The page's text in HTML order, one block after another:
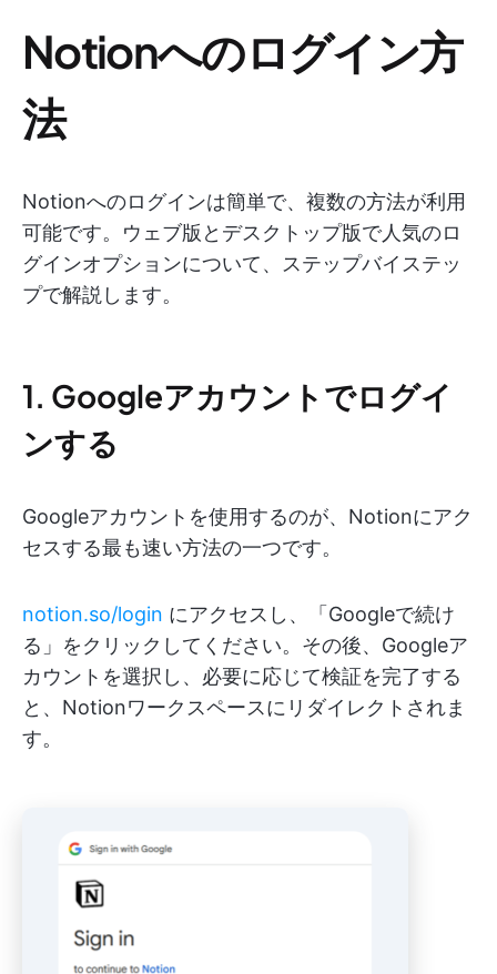
Notionへのログイン方
法
Notionへのログインは簡単で、複数の方法が利用
可能です。ウェブ版とデスクトップ版で人気のロ
グインオプションについて、ステップバイステッ
プで解説します。
1. Googleアカウントでログイ
ンする
Googleアカウントを使用するのが、Notionにアク
セスする最も速い方法の一つです。
notion.so/login にアクセスし、「Googleで続け
る」をクリックしてください。その後、Googleア
カウントを選択し、必要に応じて検証を完了する
と、Notionワークスペースにリダイレクトされま
す。